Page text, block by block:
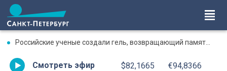
Российские ученые создали гель, возвращающий память после травмы
Смотреть эфир $82,1665 €94,8366